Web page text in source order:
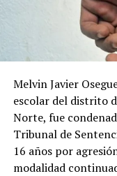
Melvin Javier
escolar del distrito
Norte, fue
Tribunal de
16 años por
modalidad